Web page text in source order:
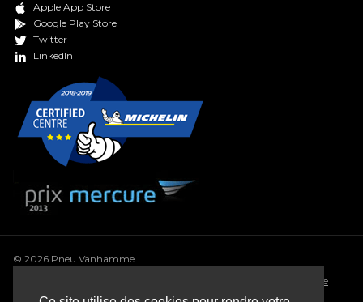
Apple App Store
Google Play Store
Twitter
LinkedIn
© 2026 Pneu Vanhamme
Politique
de cookie
• Conditions générales de vente Sitemap